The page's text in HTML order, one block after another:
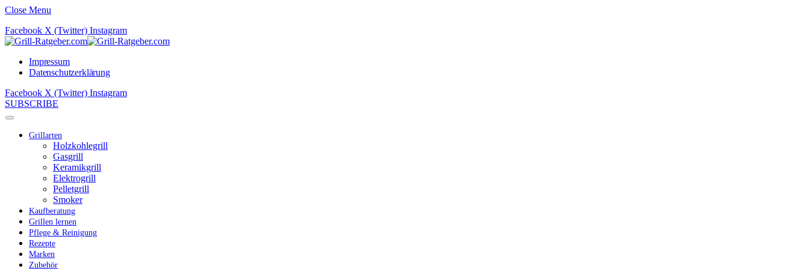
Close Menu
Facebook X (Twitter) Instagram
Impressum
Datenschutzerklärung
Facebook X (Twitter) Instagram
SUBSCRIBE
Grillarten
Holzkohlegrill
Gasgrill
Keramikgrill
Elektrogrill
Pelletgrill
Smoker
Kaufberatung
Grillen lernen
Pflege & Reinigung
Rezepte
Marken
Zubehör